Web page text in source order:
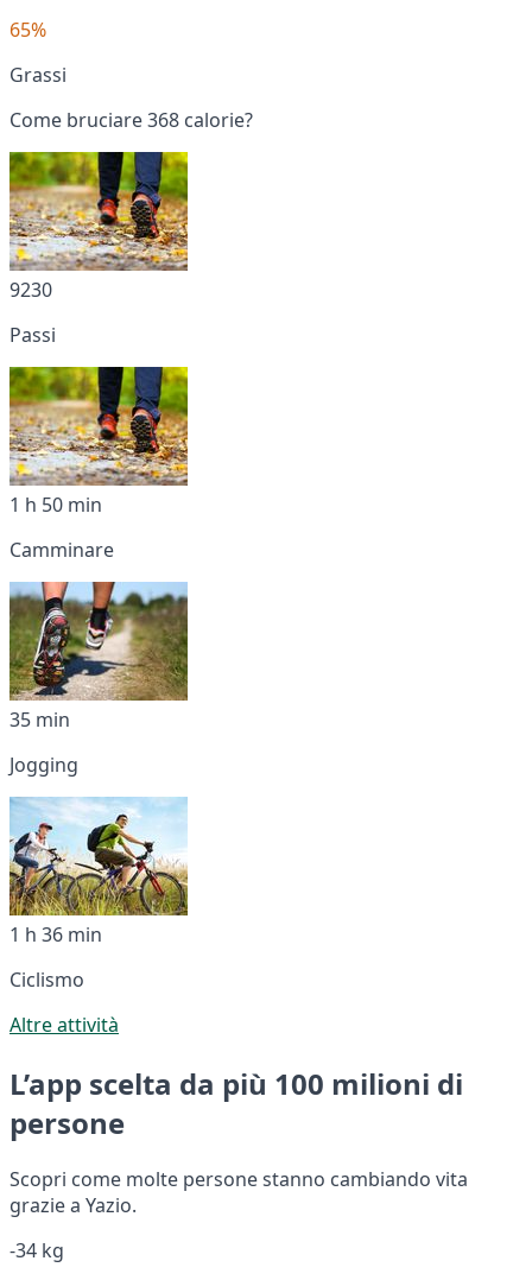
65%
Grassi
Come bruciare 368 calorie?
9230
Passi
1 h 50 min
Camminare
35 min
Jogging
1 h 36 min
Ciclismo
Altre attività
L’app scelta da più 100 milioni di
persone
Scopri come molte persone stanno cambiando vita
grazie a Yazio.
-34 kg